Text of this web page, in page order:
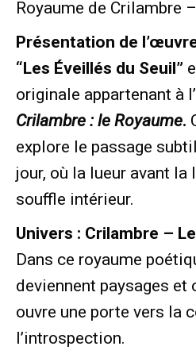
Royaume de Crilambre
Présentation de
“Les Éveillés du Seuil”
originale appartenant à
Crilambre : le Royaume.
explore le passage
jour, où la lueur avant la
souffle intérieur.
Univers : Crilambre –
Dans ce royaume
deviennent paysages et
ouvre une porte vers la
l’introspection.